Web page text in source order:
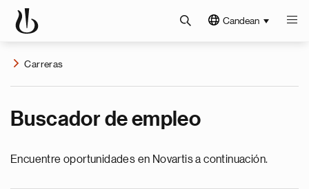
Candean
Carreras
Buscador de empleo
Encuentre oportunidades en Novartis a continuación.